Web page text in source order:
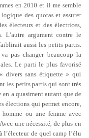
en 2010 et il me semble
des quotas et assurer
électeurs et des électrices,
L’autre argument contre le
aussi les petits partis.
pas changer beaucoup la
Le parti le plus favorisé
divers sans étiquette » qui
les petits partis qui sont très
a quasiment autant que de
élections qui permet encore,
ou une femme avec
une nécessité, de plus en
l’électeur de quel camp l’élu